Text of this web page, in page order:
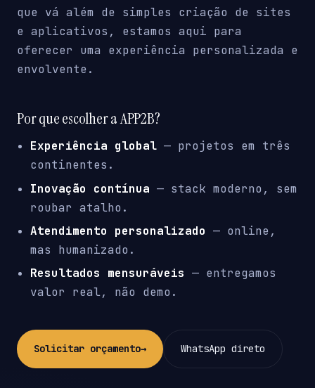
que vá além de simples criação de sites
e aplicativos, estamos aqui para
oferecer uma experiência personalizada e
envolvente.
Por que escolher a APP2B?
Experiência global — projetos em três
continentes.
Inovação contínua — stack moderno, sem
roubar atalho.
Atendimento personalizado — online,
mas humanizado.
Resultados mensuráveis — entregamos
valor real, não demo.
Solicitar orçamento→ WhatsApp direto